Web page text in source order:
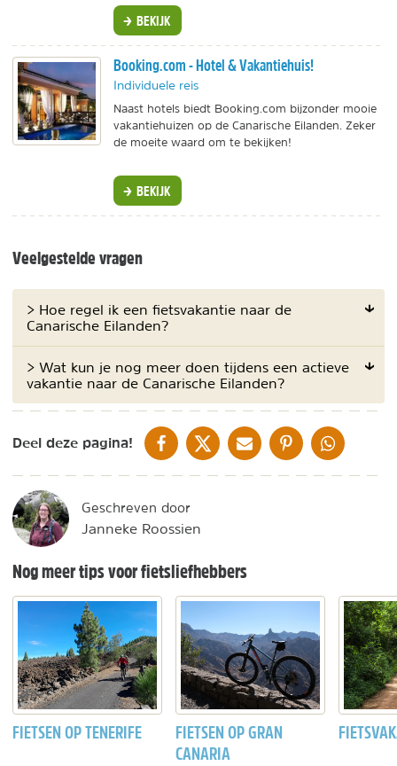
BEKIJK
Booking.com - Hotel & Vakantiehuis!
Individuele reis
Naast hotels biedt Booking.com bijzonder mooie
vakantiehuizen op de Canarische Eilanden. Zeker
de moeite waard om te bekijken!
BEKIJK
Veelgestelde vragen
> Hoe regel ik een fietsvakantie naar de
Canarische Eilanden?
> Wat kun je nog meer doen tijdens een actieve
vakantie naar de Canarische Eilanden?
Deel deze pagina! DELEN OP FACEBOOK
DELEN OP XDELEN VIA DE MAIL
DELEN OP PINTEREST
DELEN OP
Geschreven door
Janneke Roossien
Nog meer tips voor fietsliefhebbers
FIETSEN OP TENERIFE
FIETSEN OP GRAN
CANARIA